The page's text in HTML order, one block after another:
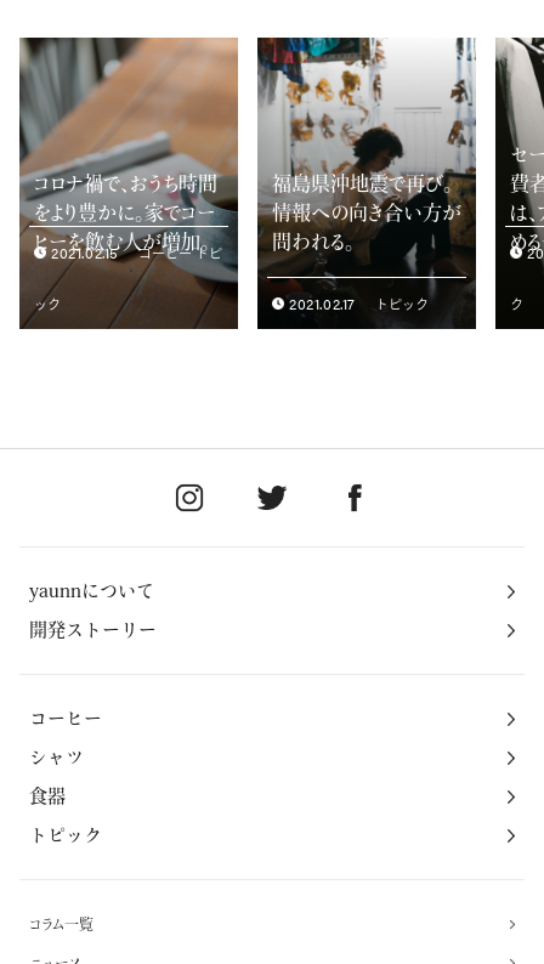
コロナ禍で、おうち時間
をより豊かに。家でコー
ヒーを飲む人が増加。
2021.02.15 コーヒー トピ
ック
福島県沖地震で再び。
情報への向き合い方が
問われる。
2021.02.17 トピック
セ
費
は
め
ク
yaunnについて
開発ストーリー
コーヒー
シャツ
食器
トピック
コラム一覧